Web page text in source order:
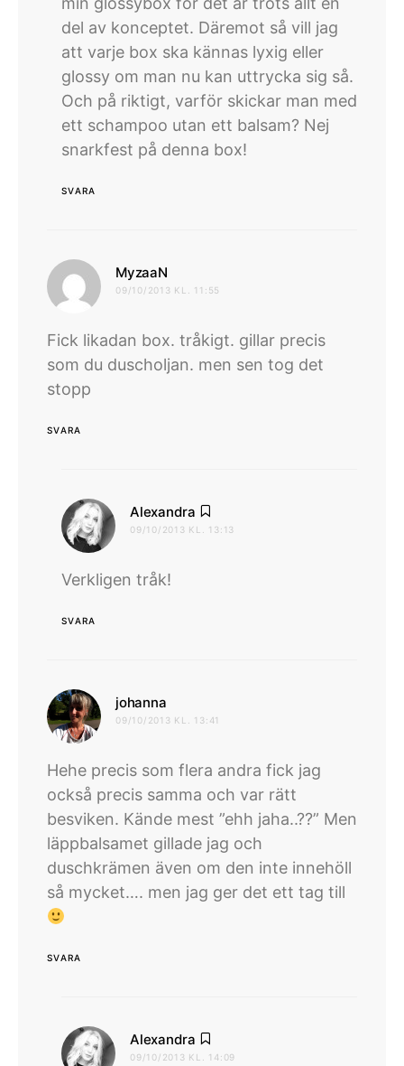
del av konceptet. Däremot så vill jag
att varje box ska kännas lyxig eller
glossy om man nu kan uttrycka sig så.
Och på riktigt, varför skickar man med
ett schampoo utan ett balsam? Nej
snarkfest på denna box!
SVARA
MyzaaN
09/10/2013 KL. 11:55
Fick likadan box. tråkigt. gillar precis
som du duscholjan. men sen tog det
stopp
SVARA
Alexandra
09/10/2013 KL. 13:13
Verkligen tråk!
SVARA
johanna
09/10/2013 KL. 13:41
Hehe precis som flera andra fick jag
också precis samma och var rätt
besviken. Kände mest ”ehh jaha..??” Men
läppbalsamet gillade jag och
duschkrämen även om den inte innehöll
så mycket…. men jag ger det ett tag till
SVARA
Alexandra
09/10/2013 KL. 14:09